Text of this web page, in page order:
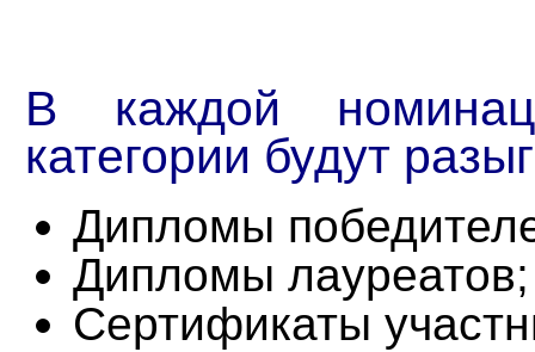
В каждой
категории будут
Дипломы
Дипломы лауреатов;
Сертификаты